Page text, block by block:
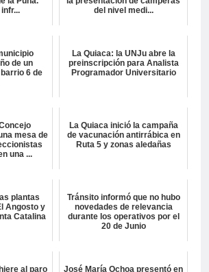
del nivel medi...
de un
6 de
La Quiaca: la UNJu abre la
preinscripción para Analista
Programador Universitario
mesa de
una ...
La Quiaca inició la campaña
de vacunación antirrábica en
Ruta 5 y zonas aledañas
plantas
Angosto y
Catalina
Tránsito informó que no hubo
novedades de relevancia
durante los operativos por el
20 de Junio
al paro
José María Ochoa presentó en